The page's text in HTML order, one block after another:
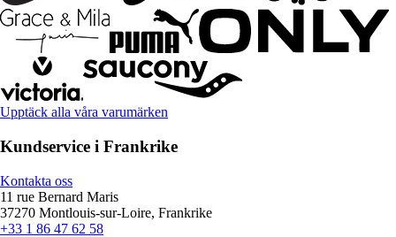
Upptäck alla våra varumärken
Kundservice i Frankrike
Kontakta oss
11 rue Bernard Maris
37270 Montlouis-sur-Loire, Frankrike
+33 1 86 47 62 58